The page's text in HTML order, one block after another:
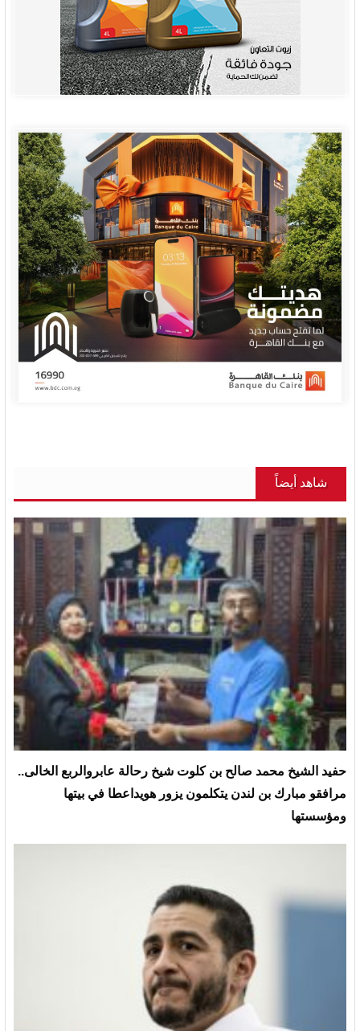
شاهد أيضاً
حفيد الشيخ محمد صالح بن كلوت شيخ رحالة عابروالربع الخالى..
مرافقو مبارك بن لندن يتكلمون يزور هويداعطا في بيتها
ومؤسستها